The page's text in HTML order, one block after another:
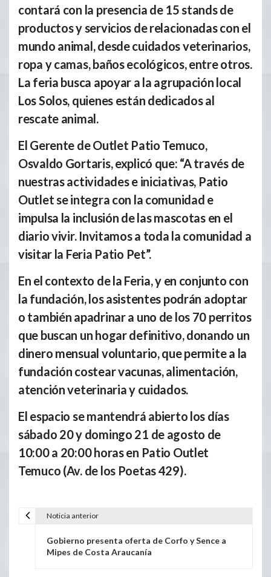
contará con la presencia de 15 stands de
productos y servicios de relacionadas con el
mundo animal, desde cuidados veterinarios,
ropa y camas, baños ecológicos, entre otros.
La feria busca apoyar a la agrupación local
Los Solos, quienes están dedicados al
rescate animal.
El Gerente de Outlet Patio Temuco,
Osvaldo Gortaris, explicó que: “A través de
nuestras actividades e iniciativas, Patio
Outlet se integra con la comunidad e
impulsa la inclusión de las mascotas en el
diario vivir. Invitamos a toda la comunidad a
visitar la Feria Patio Pet”.
En el contexto de la Feria, y en conjunto con
la fundación, los asistentes podrán adoptar
o también apadrinar a uno de los 70 perritos
que buscan un hogar definitivo, donando un
dinero mensual voluntario, que permite a la
fundación costear vacunas, alimentación,
atención veterinaria y cuidados.
El espacio se mantendrá abierto los días
sábado 20 y domingo 21 de agosto de
10:00 a 20:00 horas en Patio Outlet
Temuco (Av. de los Poetas 429).
Noticia anterior
Gobierno presenta oferta de Corfo y Sence a
Mipes de Costa Araucanía